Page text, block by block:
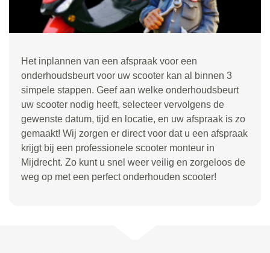
Het inplannen van een afspraak voor een
onderhoudsbeurt voor uw scooter kan al binnen 3
simpele stappen. Geef aan welke onderhoudsbeurt
uw scooter nodig heeft, selecteer vervolgens de
gewenste datum, tijd en locatie, en uw afspraak is zo
gemaakt! Wij zorgen er direct voor dat u een afspraak
krijgt bij een professionele scooter monteur in
Mijdrecht. Zo kunt u snel weer veilig en zorgeloos de
weg op met een perfect onderhouden scooter!